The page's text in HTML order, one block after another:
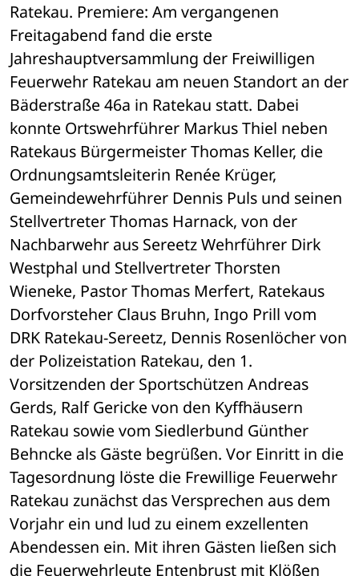
Ratekau. Premiere: Am vergangenen
Freitagabend fand die erste
Jahreshauptversammlung der Freiwilligen
Feuerwehr Ratekau am neuen Standort an der
Bäderstraße 46a in Ratekau statt. Dabei
konnte Ortswehrführer Markus Thiel neben
Ratekaus Bürgermeister Thomas Keller, die
Ordnungsamtsleiterin Renée Krüger,
Gemeindewehrführer Dennis Puls und seinen
Stellvertreter Thomas Harnack, von der
Nachbarwehr aus Sereetz Wehrführer Dirk
Westphal und Stellvertreter Thorsten
Wieneke, Pastor Thomas Merfert, Ratekaus
Dorfvorsteher Claus Bruhn, Ingo Prill vom
DRK Ratekau-Sereetz, Dennis Rosenlöcher von
der Polizeistation Ratekau, den 1.
Vorsitzenden der Sportschützen Andreas
Gerds, Ralf Gericke von den Kyffhäusern
Ratekau sowie vom Siedlerbund Günther
Behncke als Gäste begrüßen. Vor Einritt in die
Tagesordnung löste die Frewillige Feuerwehr
Ratekau zunächst das Versprechen aus dem
Vorjahr ein und lud zu einem exzellenten
Abendessen ein. Mit ihren Gästen ließen sich
die Feuerwehrleute Entenbrust mit Klößen